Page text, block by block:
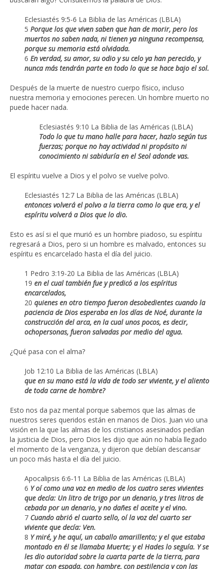
Eclesiastés 9:5-6 La Biblia de las Américas (LBLA)
5 Porque los que viven saben que han de morir, pero los
muertos no saben nada, ni tienen ya ninguna recompensa,
porque su memoria está olvidada.
6 En verdad, su amor, su odio y su celo ya han perecido, y
nunca más tendrán parte en todo lo que se hace bajo el sol.
Después de la muerte de nuestro cuerpo físico, incluso
nuestra memoria y emociones perecen. Un hombre muerto no
puede hacer nada.
Eclesiastés 9:10 La Biblia de las Américas (LBLA)
Todo lo que tu mano halle para hacer, hazlo según tus
fuerzas; porque no hay actividad ni propósito ni
conocimiento ni sabiduría en el Seol adonde vas.
El espíritu vuelve a Dios y el polvo se vuelve polvo.
Eclesiastés 12:7 La Biblia de las Américas (LBLA)
entonces volverá el polvo a la tierra como lo que era, y el
espíritu volverá a Dios que lo dio.
Esto es así si el que murió es un hombre piadoso, su espíritu
regresará a Dios, pero si un hombre es malvado, entonces su
espíritu es encarcelado hasta el día del juicio.
1 Pedro 3:19-20 La Biblia de las Américas (LBLA)
19 en el cual también fue y predicó a los espíritus
encarcelados,
20 quienes en otro tiempo fueron desobedientes cuando la
paciencia de Dios esperaba en los días de Noé, durante la
construcción del arca, en la cual unos pocos, es decir,
ochopersonas, fueron salvadas por medio del agua.
¿Qué pasa con el alma?
Job 12:10 La Biblia de las Américas (LBLA)
que en su mano está la vida de todo ser viviente, y el aliento
de toda carne de hombre?
Esto nos da paz mental porque sabemos que las almas de
nuestros seres queridos están en manos de Dios. Juan vio una
visión en la que las almas de los cristianos asesinados pedían
la justicia de Dios, pero Dios les dijo que aún no había llegado
el momento de la venganza, y dijeron que debían descansar
un poco más hasta el día del juicio.
Apocalipsis 6:6-11 La Biblia de las Américas (LBLA)
6 Y oí como una voz en medio de los cuatro seres vivientes
que decía: Un litro de trigo por un denario, y tres litros de
cebada por un denario, y no dañes el aceite y el vino.
7 Cuando abrió el cuarto sello, oí la voz del cuarto ser
viviente que decía: Ven.
8 Y miré, y he aquí, un caballo amarillento; y el que estaba
montado en él se llamaba Muerte; y el Hades lo seguía. Y se
les dio autoridad sobre la cuarta parte de la tierra, para
matar con espada, con hambre, con pestilencia y con las